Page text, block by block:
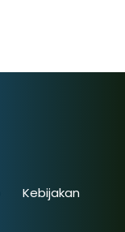
Kebijakan